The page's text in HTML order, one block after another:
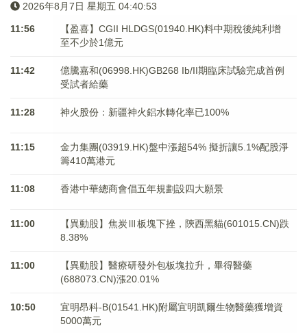
2026年8月7日 星期五 04:40:53
11:56
【盈喜】CGII HLDGS(01940.HK)料中期稅後純利增
至不少於1億元
11:42
億騰嘉和(06998.HK)GB268 Ib/II期臨床試驗完成首例
受試者給藥
11:28 神火股份：新疆神火鋁水轉化率已100%
11:15
金力集團(03919.HK)盤中漲超54% 擬折讓5.1%配股淨
籌410萬港元
11:08 香港中華總商會倡五年規劃設四大願景
11:00
【異動股】焦炭Ⅲ板塊下挫，陝西黑貓(601015.CN)跌
8.38%
11:00
【異動股】醫療研發外包板塊拉升，畢得醫藥
(688073.CN)漲20.01%
10:50
宜明昂科-B(01541.HK)附屬宜明凱爾生物醫藥獲增資
5000萬元